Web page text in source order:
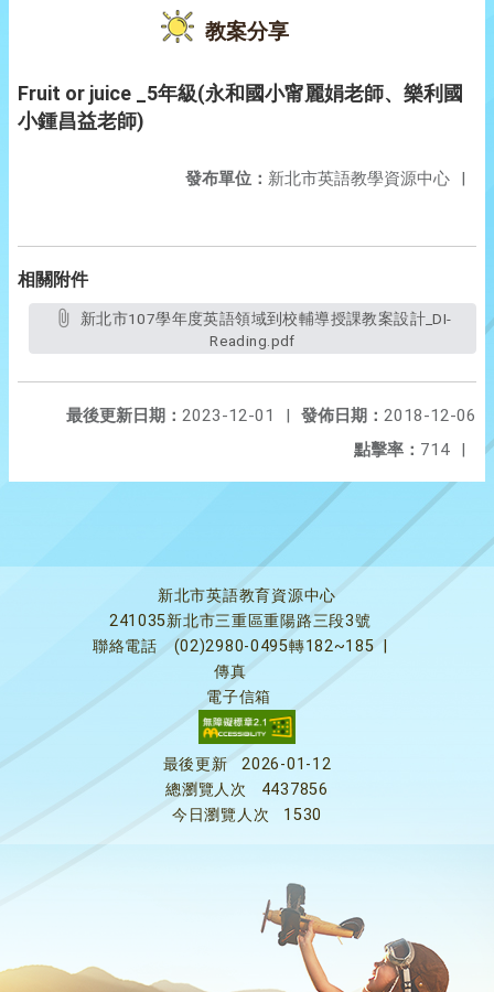
教案分享
Fruit or juice _5年級(永和國小甯麗娟老師、樂利國
小鍾昌益老師)
發布單位： 新北市英語教學資源中心 |
相關附件
Reading.pdf
發佈日期： 2018-12-06
最後更新日期： 2023-12-01
|
點擊率： 714 |
新北市英語教育資源中心
241035新北市三重區重陽路三段3號
聯絡電話
(02)2980-0495轉182~185
傳真
電子信箱
最後更新
2026-01-12
總瀏覽人次
4437856
今日瀏覽人次
1530